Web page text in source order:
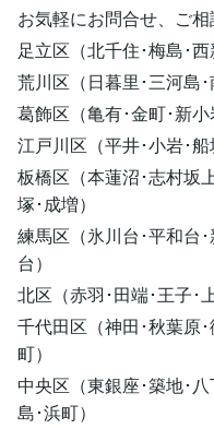
お気軽にお問合せ、ご
足立区（北千住･梅島･西
荒川区（日暮里･三河島･
葛飾区（亀有･金町･新小
江戸川区（平井･小岩･船
板橋区（本蓮沼･志村坂
塚･成増）
練馬区（氷川台･平和台
台）
北区（赤羽･田端･王子･
千代田区（神田･秋葉原
町）
中央区（東銀座･築地･
島･浜町）